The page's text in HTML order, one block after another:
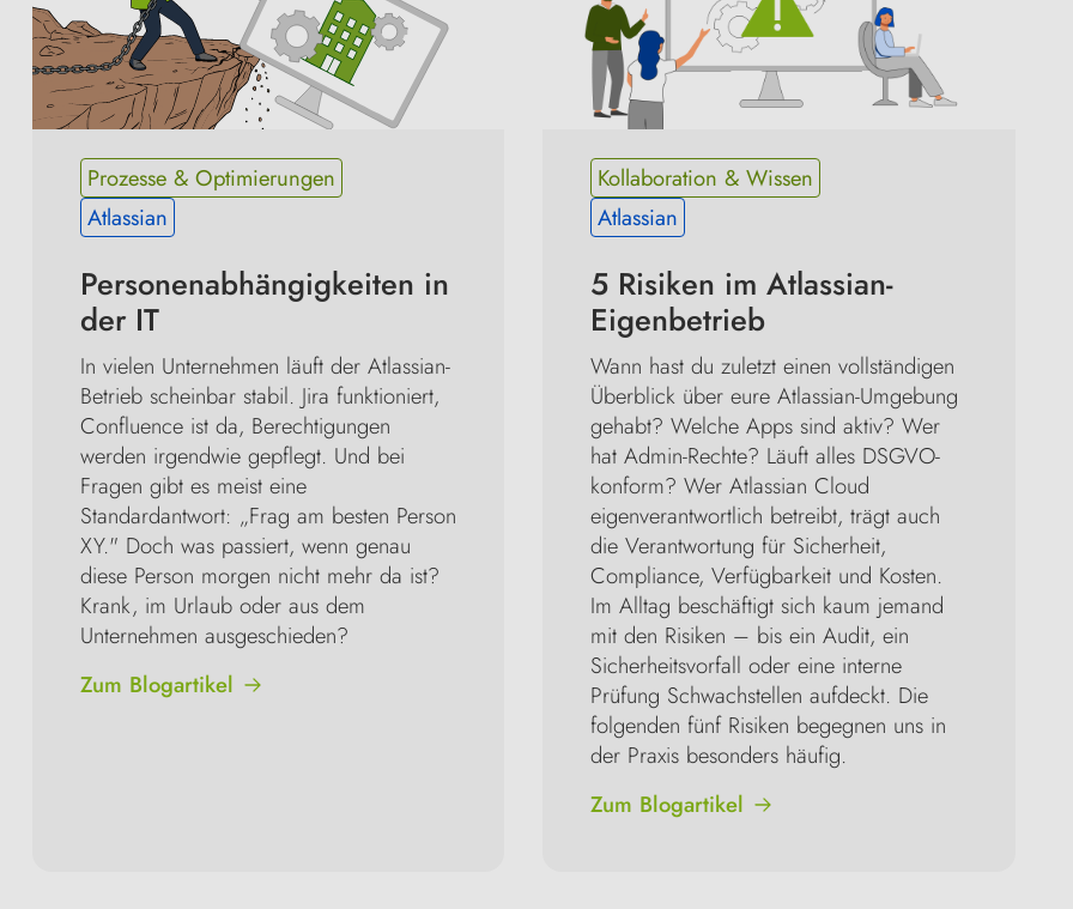
Prozesse & Optimierungen
Atlassian
Personenabhängigkeiten in
der IT
In vielen Unternehmen läuft der Atlassian-
Betrieb scheinbar stabil. Jira funktioniert,
Confluence ist da, Berechtigungen
werden irgendwie gepflegt. Und bei
Fragen gibt es meist eine
Standardantwort: „Frag am besten Person
XY." Doch was passiert, wenn genau
diese Person morgen nicht mehr da ist?
Krank, im Urlaub oder aus dem
Unternehmen ausgeschieden?
Zum Blogartikel
Kollaboration & Wissen
Atlassian
5 Risiken im Atlassian-
Eigenbetrieb
Wann hast du zuletzt einen vollständigen
Überblick über eure Atlassian-Umgebung
gehabt? Welche Apps sind aktiv? Wer
hat Admin-Rechte? Läuft alles DSGVO-
konform? Wer Atlassian Cloud
eigenverantwortlich betreibt, trägt auch
die Verantwortung für Sicherheit,
Compliance, Verfügbarkeit und Kosten.
Im Alltag beschäftigt sich kaum jemand
mit den Risiken – bis ein Audit, ein
Sicherheitsvorfall oder eine interne
Prüfung Schwachstellen aufdeckt. Die
folgenden fünf Risiken begegnen uns in
der Praxis besonders häufig.
Zum Blogartikel